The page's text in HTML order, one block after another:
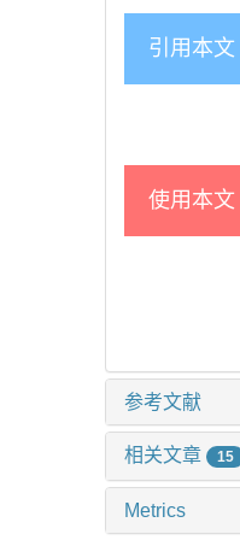
引用本文
使用本文
参考文献
相关文章 15
Metrics